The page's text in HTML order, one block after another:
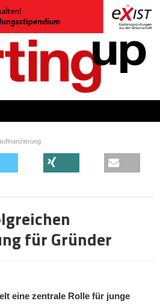
für Gründer
eine zentrale Rolle für junge